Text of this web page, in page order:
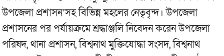
উপজেলা প্রশাসন’সহ বিভিন্ন মহলের নেতৃবৃন্দ। উপজেলা
প্রশাসনের পর পর্যায়ক্রমে শ্রদ্ধাঞ্জলি নিবেদন করেন উপজেলা
পরিষদ, থানা প্রশাসন, বিশ্বনাথ মুক্তিযোদ্ধা সংসদ, বিশ্বনাথ